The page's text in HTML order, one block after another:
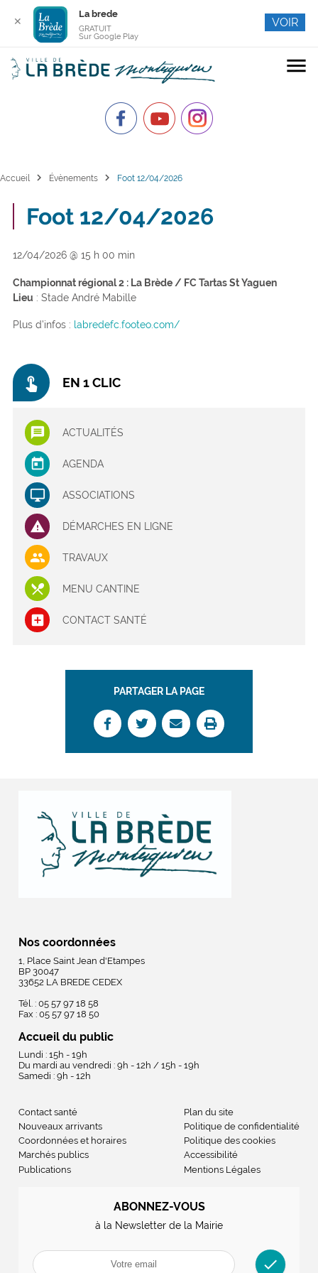
menu
Accueil chevron_right Évènements chevron_right Foot 12/04/2026
Foot 12/04/2026
12/04/2026 @ 15 h 00 min
Championnat régional 2 : La Brède / FC Tartas St Yaguen
Lieu : Stade André Mabille
Plus d’infos : labredefc.footeo.com/
touch_app EN 1 CLIC
ACTUALITÉS
AGENDA
ASSOCIATIONS
DÉMARCHES EN LIGNE
TRAVAUX
MENU CANTINE
CONTACT SANTÉ
PARTAGER LA PAGE
Nos coordonnées
1, Place Saint Jean d'Etampes
BP 30047
33652 LA BREDE CEDEX
Tél. : 05 57 97 18 58
Fax : 05 57 97 18 50
Accueil du public
Lundi : 15h - 19h
Du mardi au vendredi : 9h - 12h / 15h - 19h
Samedi : 9h - 12h
Contact santé
Nouveaux arrivants
Coordonnées et horaires
Marchés publics
Publications
Plan du site
Politique de confidentialité
Politique des cookies
Accessibilité
Mentions Légales
ABONNEZ-VOUS
à la Newsletter de la Mairie
check
✕
La brede
GRATUIT
Sur Google Play
VOIR